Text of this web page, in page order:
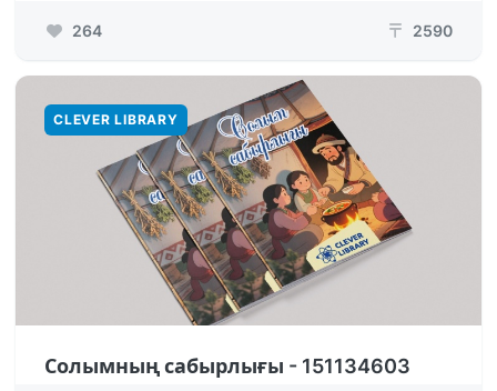
264 ₸ 2590
CLEVER LIBRARY
Солымның сабырлығы - 151134603